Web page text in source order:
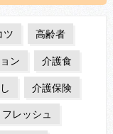
ツ 高齢者
ン 介護食
介護保険
フレッシュ